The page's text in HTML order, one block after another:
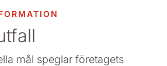
mål speglar företagets